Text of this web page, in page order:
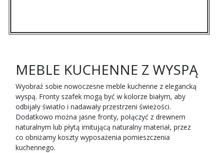
MEBLE KUCHENNE Z WYSPĄ
Wyobraź sobie nowoczesne meble kuchenne z elegancką
wyspą. Fronty szafek mogą być w kolorze białym, aby
odbijały światło i nadawały przestrzeni świeżości.
Dodatkowo można jasne fronty, połączyć z drewnem
naturalnym lub płytą imitującą naturalny materiał, przez
co obniżamy koszty wyposażenia pomieszczenia
kuchennego.